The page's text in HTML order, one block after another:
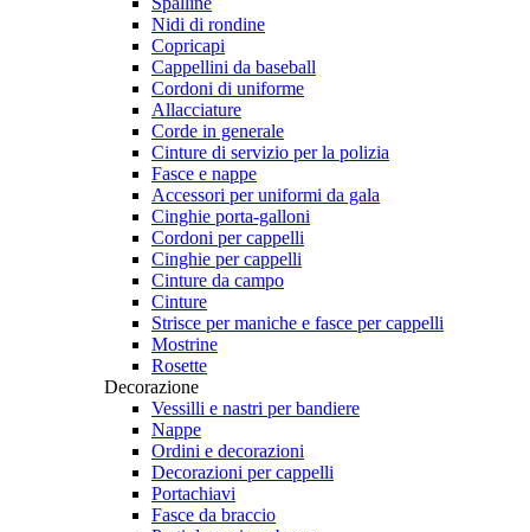
Nidi di rondine
Copricapi
Cappellini da baseball
Cordoni di uniforme
Allacciature
Corde in generale
Cinture di servizio per la polizia
Fasce e nappe
Accessori per uniformi da gala
Cinghie porta-galloni
Cordoni per cappelli
Cinghie per cappelli
Cinture da campo
Cinture
Strisce per maniche e fasce per cappelli
Mostrine
Rosette
Decorazione
Vessilli e nastri per bandiere
Nappe
Ordini e decorazioni
Decorazioni per cappelli
Portachiavi
Fasce da braccio